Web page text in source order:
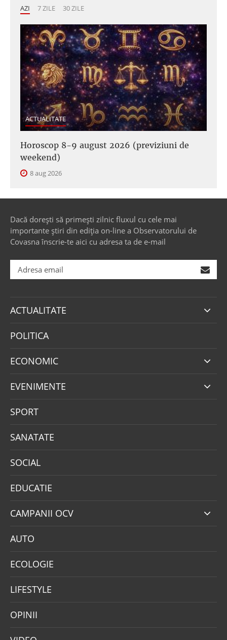
AZI 7 ZILE 30 ZILE
ACTUALITATE
Horoscop 8-9 august 2026 (previziuni de
weekend)
8 aug 2026
Dacă dorești să primești zilnic fluxul cu cele mai
importante știri din ediția on-line a Observatorului de
Covasna înscrie-te aici cu adresa ta de e-mail
ACTUALITATE
POLITICA
ECONOMIC
EVENIMENTE
SPORT
SANATATE
SOCIAL
EDUCATIE
CAMPANII OCV
AUTO
ECOLOGIE
LIFESTYLE
OPINII